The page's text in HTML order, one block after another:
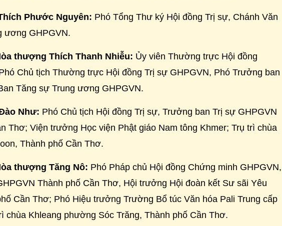
Phước Nguyên: Phó Tổng Thư ký Hội đồng Trị sự, Chánh Văn
ương GHPGVN.
thượng Thích Thanh Nhiễu: Ủy viên Thường trực Hội đồng
Chủ tịch Thường trực Hội đồng Trị sự GHPGVN, Phó Trưởng ban
Tăng sự Trung ương GHPGVN.
Như: Phó Chủ tịch Hội đồng Trị sự, Trưởng ban Trị sự GHPGVN
Thơ; Viện trưởng Học viện Phật giáo Nam tông Khmer; Trụ trì chùa
Thành phố Cần Thơ.
thượng Tăng Nô: Phó Pháp chủ Hội đồng Chứng minh GHPGVN,
Thành phố Cần Thơ, Hội trưởng Hội đoàn kết Sư sãi Yêu
Cần Thơ; Phó Hiệu trưởng Trường Bổ túc Văn hóa Pali Trung cấp
chùa Khleang phường Sóc Trăng, Thành phố Cần Thơ.